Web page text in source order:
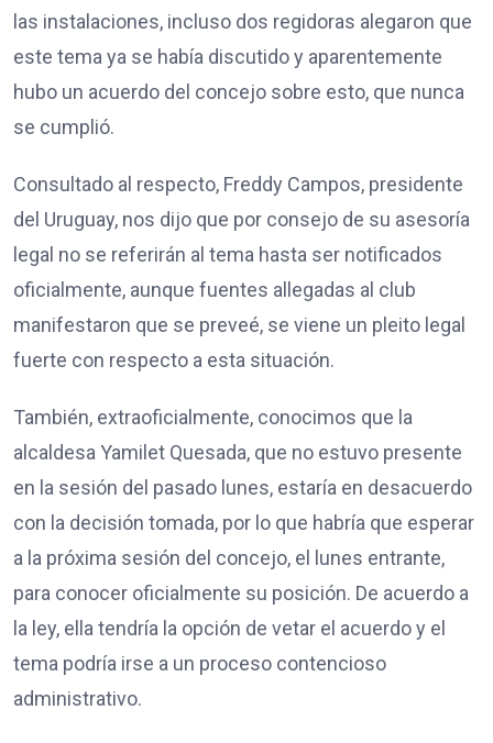
las instalaciones, incluso dos regidoras alegaron que
este tema ya se había discutido y aparentemente
hubo un acuerdo del concejo sobre esto, que nunca
se cumplió.
Consultado al respecto, Freddy Campos, presidente
del Uruguay, nos dijo que por consejo de su asesoría
legal no se referirán al tema hasta ser notificados
oficialmente, aunque fuentes allegadas al club
manifestaron que se preveé, se viene un pleito legal
fuerte con respecto a esta situación.
También, extraoficialmente, conocimos que la
alcaldesa Yamilet Quesada, que no estuvo presente
en la sesión del pasado lunes, estaría en desacuerdo
con la decisión tomada, por lo que habría que esperar
a la próxima sesión del concejo, el lunes entrante,
para conocer oficialmente su posición. De acuerdo a
la ley, ella tendría la opción de vetar el acuerdo y el
tema podría irse a un proceso contencioso
administrativo.